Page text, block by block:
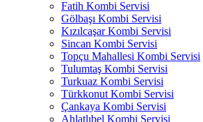
Fatih Kombi Servisi
Gölbaşı Kombi Servisi
Kızılcaşar Kombi Servisi
Sincan Kombi Servisi
Topçu Mahallesi Kombi Servisi
Tulumtaş Kombi Servisi
Turkuaz Kombi Servisi
Türkkonut Kombi Servisi
Çankaya Kombi Servisi
Ahlatlıbel Kombi Servisi